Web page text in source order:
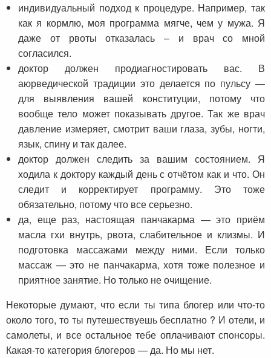
индивидуальный подход к процедуре. Например, так
как я кормлю, моя программа мягче, чем у мужа. Я
даже от рвоты отказалась – и врач со мной
согласился.
доктор должен продиагностировать вас. В
аюрведической традиции это делается по пульсу —
для выявления вашей конституции, потому что
вообще тело может показывать другое. Так же врач
давление измеряет, смотрит ваши глаза, зубы, ногти,
язык, спину и так далее.
доктор должен следить за вашим состоянием. Я
ходила к доктору каждый день с отчётом как и что. Он
следит и корректирует программу. Это тоже
обязательно, потому что все серьезно.
да, еще раз, настоящая панчакарма — это приём
масла гхи внутрь, рвота, слабительное и клизмы. И
подготовка массажами между ними. Если только
массаж — это не панчакарма, хотя тоже полезное и
приятное занятие. Но только не очищение.
Некоторые думают, что если ты типа блогер или что-то
около того, то ты путешествуешь бесплатно ? И отели, и
самолеты, и все остальное тебе оплачивают спонсоры.
Какая-то категория блогеров — да. Но мы нет.